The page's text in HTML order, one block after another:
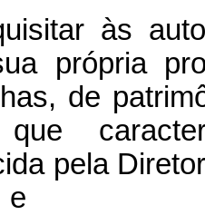
às
própria
de
que
pela
e